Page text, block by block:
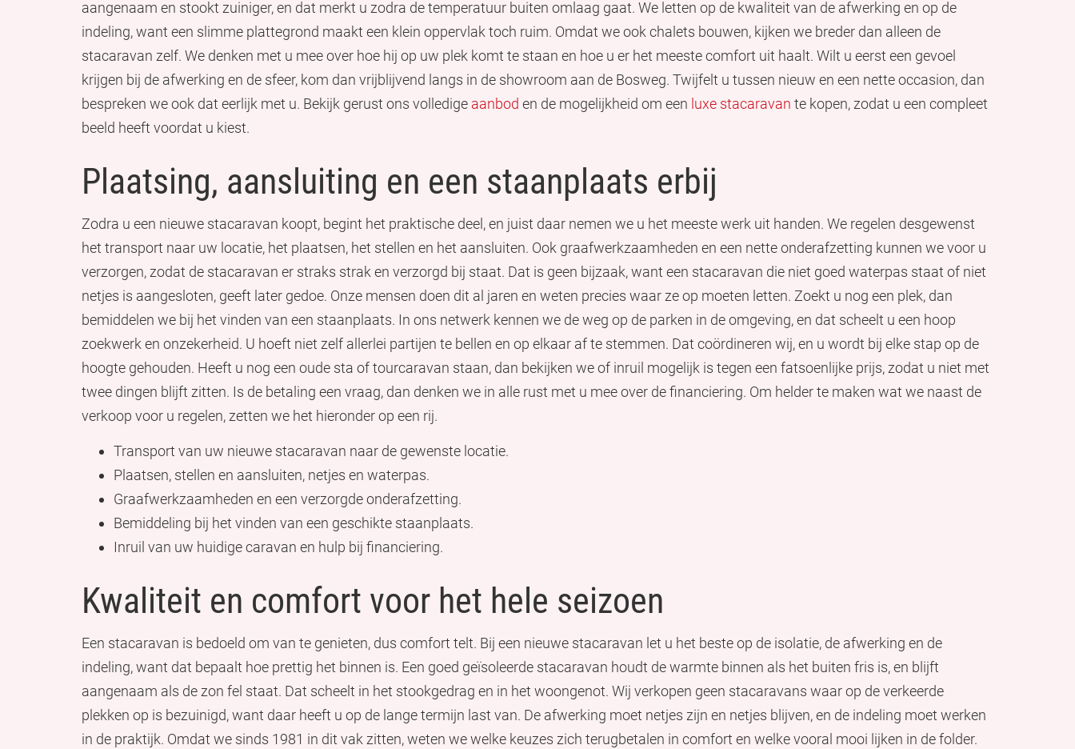
aangenaam en stookt zuiniger, en dat merkt u zodra de temperatuur buiten omlaag gaat. We letten op de kwaliteit van de afwerking en op de
indeling, want een slimme plattegrond maakt een klein oppervlak toch ruim. Omdat we ook chalets bouwen, kijken we breder dan alleen de
stacaravan zelf. We denken met u mee over hoe hij op uw plek komt te staan en hoe u er het meeste comfort uit haalt. Wilt u eerst een gevoel
krijgen bij de afwerking en de sfeer, kom dan vrijblijvend langs in de showroom aan de Bosweg. Twijfelt u tussen nieuw en een nette occasion, dan
bespreken we ook dat eerlijk met u. Bekijk gerust ons volledige aanbod en de mogelijkheid om een luxe stacaravan te kopen, zodat u een compleet
beeld heeft voordat u kiest.
Plaatsing, aansluiting en een staanplaats erbij
Zodra u een nieuwe stacaravan koopt, begint het praktische deel, en juist daar nemen we u het meeste werk uit handen. We regelen desgewenst
het transport naar uw locatie, het plaatsen, het stellen en het aansluiten. Ook graafwerkzaamheden en een nette onderafzetting kunnen we voor u
verzorgen, zodat de stacaravan er straks strak en verzorgd bij staat. Dat is geen bijzaak, want een stacaravan die niet goed waterpas staat of niet
netjes is aangesloten, geeft later gedoe. Onze mensen doen dit al jaren en weten precies waar ze op moeten letten. Zoekt u nog een plek, dan
bemiddelen we bij het vinden van een staanplaats. In ons netwerk kennen we de weg op de parken in de omgeving, en dat scheelt u een hoop
zoekwerk en onzekerheid. U hoeft niet zelf allerlei partijen te bellen en op elkaar af te stemmen. Dat coördineren wij, en u wordt bij elke stap op de
hoogte gehouden. Heeft u nog een oude sta of tourcaravan staan, dan bekijken we of inruil mogelijk is tegen een fatsoenlijke prijs, zodat u niet met
twee dingen blijft zitten. Is de betaling een vraag, dan denken we in alle rust met u mee over de financiering. Om helder te maken wat we naast de
verkoop voor u regelen, zetten we het hieronder op een rij.
Transport van uw nieuwe stacaravan naar de gewenste locatie.
Plaatsen, stellen en aansluiten, netjes en waterpas.
Graafwerkzaamheden en een verzorgde onderafzetting.
Bemiddeling bij het vinden van een geschikte staanplaats.
Inruil van uw huidige caravan en hulp bij financiering.
Kwaliteit en comfort voor het hele seizoen
Een stacaravan is bedoeld om van te genieten, dus comfort telt. Bij een nieuwe stacaravan let u het beste op de isolatie, de afwerking en de
indeling, want dat bepaalt hoe prettig het binnen is. Een goed geïsoleerde stacaravan houdt de warmte binnen als het buiten fris is, en blijft
aangenaam als de zon fel staat. Dat scheelt in het stookgedrag en in het woongenot. Wij verkopen geen stacaravans waar op de verkeerde
plekken op is bezuinigd, want daar heeft u op de lange termijn last van. De afwerking moet netjes zijn en netjes blijven, en de indeling moet werken
in de praktijk. Omdat we sinds 1981 in dit vak zitten, weten we welke keuzes zich terugbetalen in comfort en welke vooral mooi lijken in de folder.